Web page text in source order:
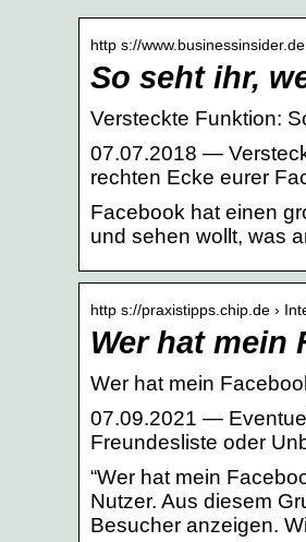
http s://www.businessinsider.de
So seht ihr,
Versteckte Funktion:
07.07.2018 —
rechten Ecke eurer
Facebook hat einen
und sehen wollt, was
http s://praxistipps.chip.de ›
Wer hat mein
Wer hat mein
07.09.2021 —
Freundesliste oder
“Wer hat mein
Nutzer. Aus diesem
Besucher anzeigen.